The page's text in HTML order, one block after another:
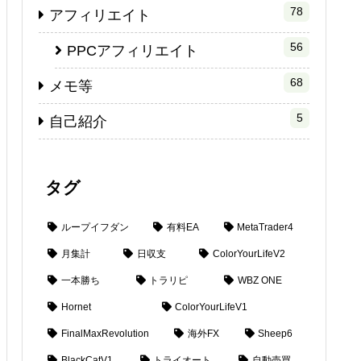
アフィリエイト 78
PPCアフィリエイト 56
メモ等 68
自己紹介 5
タグ
ループイフダン 有料EA MetaTrader4
月集計 日収支 ColorYourLifeV2
一本勝ち トラリピ WBZ ONE
Hornet ColorYourLifeV1
FinalMaxRevolution 海外FX Sheep6